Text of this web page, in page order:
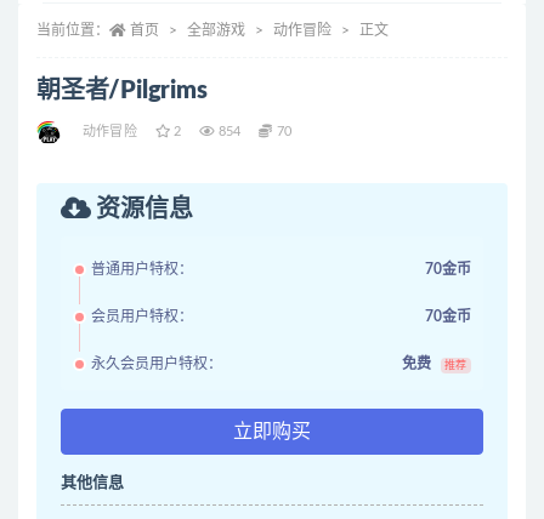
当前位置： 首页 全部游戏 动作冒险 正文
朝圣者/Pilgrims
动作冒险 2 854 70
资源信息
普通用户特权： 70金币
会员用户特权： 70金币
永久会员用户特权： 免费 推荐
立即购买
其他信息